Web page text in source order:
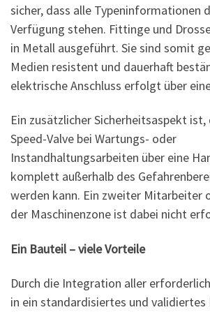
sicher, dass alle Typeninformationen
Verfügung stehen. Fittinge und
in Metall ausgeführt. Sie sind somit
Medien resistent und dauerhaft
elektrische Anschluss erfolgt über
Ein zusätzlicher Sicherheitsaspekt ist,
Speed-Valve bei Wartungs- oder
Instandhaltungsarbeiten über eine
komplett außerhalb des
werden kann. Ein zweiter Mitarbeiter
der Maschinenzone ist dabei nicht
Ein Bauteil – viele Vorteile
Durch die Integration aller
in ein standardisiertes und